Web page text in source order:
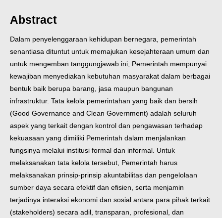
Abstract
Dalam penyelenggaraan kehidupan bernegara, pemerintah
senantiasa dituntut untuk memajukan kesejahteraan umum dan
untuk mengemban tanggungjawab ini, Pemerintah mempunyai
kewajiban menyediakan kebutuhan masyarakat dalam berbagai
bentuk baik berupa barang, jasa maupun bangunan
infrastruktur. Tata kelola pemerintahan yang baik dan bersih
(Good Governance and Clean Government) adalah seluruh
aspek yang terkait dengan kontrol dan pengawasan terhadap
kekuasaan yang dimiliki Pemerintah dalam menjalankan
fungsinya melalui institusi formal dan informal. Untuk
melaksanakan tata kelola tersebut, Pemerintah harus
melaksanakan prinsip-prinsip akuntabilitas dan pengelolaan
sumber daya secara efektif dan efisien, serta menjamin
terjadinya interaksi ekonomi dan sosial antara para pihak terkait
(stakeholders) secara adil, transparan, profesional, dan